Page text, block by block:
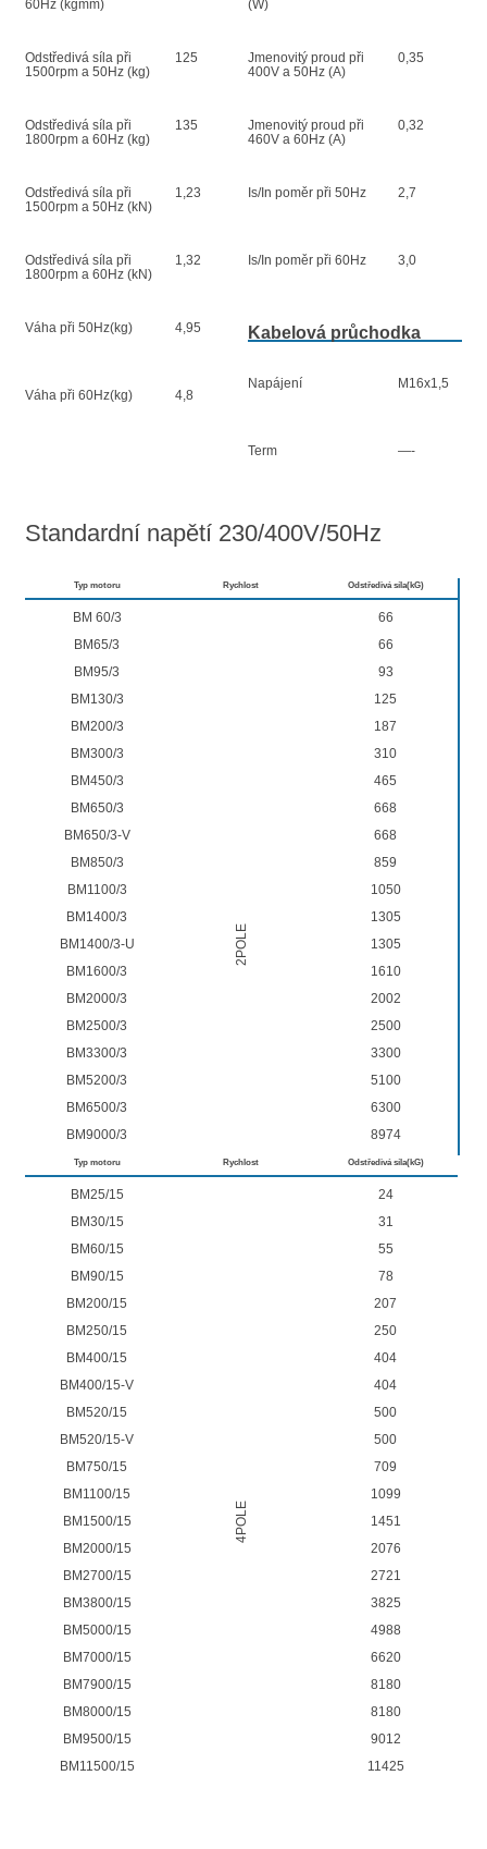
60Hz (kgmm)
Odstředivá síla při
1500rpm a 50Hz (kg)
125
Odstředivá síla při
1800rpm a 60Hz (kg)
135
Odstředivá síla při
1500rpm a 50Hz (kN)
1,23
Odstředivá síla při
1800rpm a 60Hz (kN)
1,32
Váha při 50Hz(kg) 4,95
Váha při 60Hz(kg) 4,8
(W)
Jmenovitý proud při
400V a 50Hz (A)
0,35
Jmenovitý proud při
460V a 60Hz (A)
0,32
Is/In poměr při 50Hz 2,7
Is/In poměr při 60Hz 3,0
Kabelová průchodka
Napájení M16x1,5
Term —-
Standardní napětí 230/400V/50Hz
Typ motoru
BM 60/3
BM65/3
BM95/3
BM130/3
BM200/3
BM300/3
BM450/3
BM650/3
BM650/3-V
BM850/3
BM1100/3
BM1400/3
BM1400/3-U
BM1600/3
BM2000/3
BM2500/3
BM3300/3
BM5200/3
BM6500/3
BM9000/3
Rychlost
2POLE
Odstředivá síla(kG)
66
66
93
125
187
310
465
668
668
859
1050
1305
1305
1610
2002
2500
3300
5100
6300
8974
Typ motoru
BM25/15
BM30/15
BM60/15
BM90/15
BM200/15
BM250/15
BM400/15
BM400/15-V
BM520/15
BM520/15-V
BM750/15
BM1100/15
BM1500/15
BM2000/15
BM2700/15
BM3800/15
BM5000/15
BM7000/15
BM7900/15
BM8000/15
BM9500/15
BM11500/15
Rychlost
4POLE
Odstředivá síla(kG)
24
31
55
78
207
250
404
404
500
500
709
1099
1451
2076
2721
3825
4988
6620
8180
8180
9012
11425